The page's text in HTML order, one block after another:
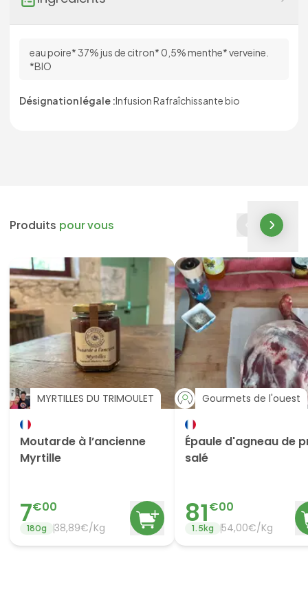
eau poire* 37% jus de citron* 0,5% menthe* verveine.
*BIO
Désignation légale :Infusion Rafraîchissante bio
Produits pour vous
MYRTILLES DU TRIMOULET
Moutarde à l’ancienne
Myrtille
7€00
180g 38,89€/Kg
Gourmets de l'ouest
Épaule d'agneau de
salé
81€00
1.5kg 54,00€/Kg